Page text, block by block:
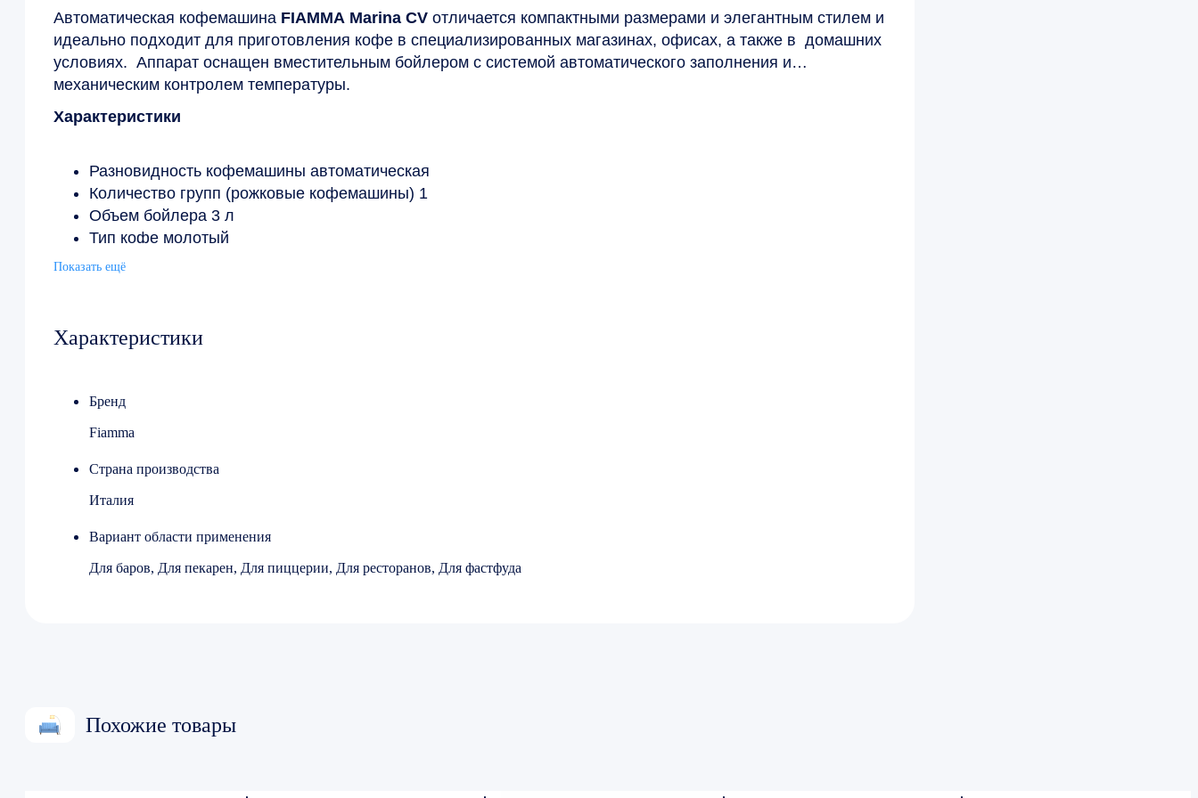
Автоматическая кофемашина FIAMMA Marina CV отличается компактными размерами и элегантным стилем и
идеально подходит для приготовления кофе в специализированных магазинах, офисах, а также в домашних
условиях. Аппарат оснащен вместительным бойлером с системой автоматического заполнения и
механическим контролем температуры.
Характеристики
Разновидность кофемашины автоматическая
Количество групп (рожковые кофемашины) 1
Объем бойлера 3 л
Тип кофе молотый
Капучинатор
Напряжение 220 В
Ширина 375 мм
Высота 485 мм
Вес (без упаковки) 30.5 кг
Страна производства Португалия
Показать ещё
Характеристики
Бренд
Fiamma
Страна производства
Италия
Вариант области применения
Для баров, Для пекарен, Для пиццерии, Для ресторанов, Для фастфуда
Похожие товары